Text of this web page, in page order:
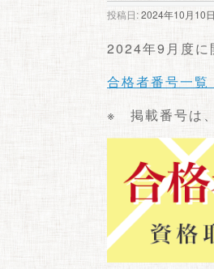
投稿日:2024年10月10日
2024年9月度に
合格者番号一覧
※ 掲載番号は、